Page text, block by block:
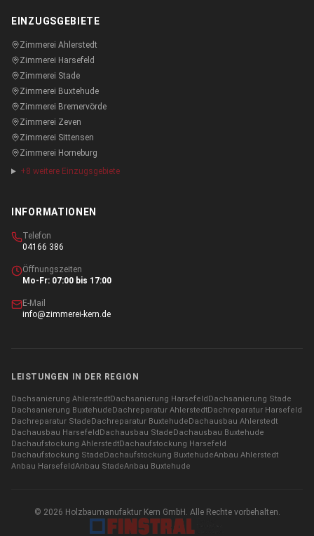
EINZUGSGEBIETE
Zimmerei Ahlerstedt
Zimmerei Harsefeld
Zimmerei Stade
Zimmerei Buxtehude
Zimmerei Bremervörde
Zimmerei Zeven
Zimmerei Sittensen
Zimmerei Horneburg
+8 weitere Einzugsgebiete
INFORMATIONEN
Telefon
04166 386
Öffnungszeiten
Mo-Fr: 07:00 bis 17:00
E-Mail
info@zimmerei-kern.de
LEISTUNGEN IN DER REGION
Dachsanierung AhlerstedtDachsanierung Harsefeld Dachsanierung Stade
Dachsanierung Buxtehude Dachreparatur AhlerstedtDachreparatur Harsefeld
Dachreparatur Stade Dachreparatur Buxtehude Dachausbau Ahlerstedt
Dachausbau Harsefeld Dachausbau Stade Dachausbau Buxtehude
Dachaufstockung AhlerstedtDachaufstockung Harsefeld
Dachaufstockung Stade Dachaufstockung BuxtehudeAnbau Ahlerstedt
Anbau HarsefeldAnbau StadeAnbau Buxtehude
© 2026 Holzbaumanufaktur Kern GmbH. Alle Rechte vorbehalten.